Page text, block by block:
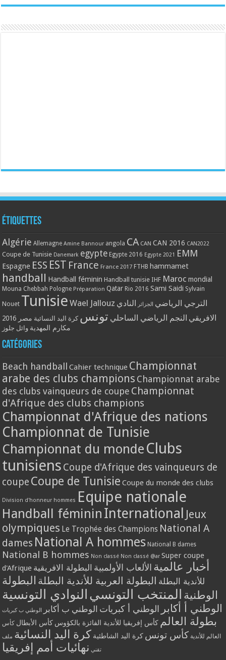
Étiquettes
Algérie Allemagne Amine Bannour angola CA CAN CAN 2016 CAN2022
Coupe de Tunisie Danemark egypte Egypte 2016 Egypte 2021 EMM
Espagne ESS EST France France 2017 FTHB hammamet
handball Handball féminin Handball tunisie IHF Maroc mondial
Mouna Chebbah Pologne Préparation Qatar Rio 2016 Sami Saidi Sylvain
Nouet Tunisie Wael Jallouz الترجي الرياضي الجزائر
النادي
الافريقي النجم الرياضي الساحلي تونس كرة اليد النسائية مصر 2016
مكارم المهدية وائل جلوز
Catégories
Beach handball Cahier technique Championnat
arabe des clubs champions Championnat arabe
des clubs vainqueurs de coupe Championnat
d'Afrique des clubs champions
Championnat d'Afrique des nations
Championnat de Tunisie
Championnat du monde Clubs
tunisiens Coupe d'Afrique des vainqueurs de
coupe Coupe de Tunisie Coupe du monde des clubs
Division d'honneur hommes Equipe nationale
Handball féminin International Jeux
olympiques Le Trophée des Champions National A
dames National A hommes National B dames
National B hommes Non classé Non classé @ar Super coupe
d'Afrique
أخبار عالمية الألعاب الأولمبية البطولة الافريقية
للأندية البطلة البطولة العربية للأندية البطلة البطولة
الوطنية المنتخب التونسي النوادي التونسية
الوطني أ أكابر الوطني أ كبريات الوطني ب أكابر الوطني ب كبريات
بطولة العالم كأس إفريقيا للأندية الفائزة بالكؤوس كأس الأبطال كأس
العالم للأندية كأس تونس كرة اليد الشاطئية كرة اليد النسائية ملف
تقني نهائيات أمم إفريقيا